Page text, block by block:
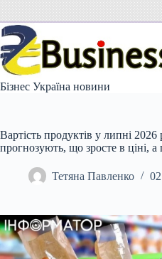
вмісту
Бізнес Україна новини
Вартість продуктів у липні 2026
прогнозують, що зросте в ціні,
Тетяна Павленко